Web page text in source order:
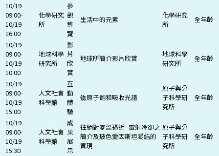
10/19
09:00-
10/19
16:00
化學研究
所
參
觀
導
覽
生活中的元素
化學研究
所
全年齡
10/19
09:00-
10/19
10:00
地球科學
研究所
影
片
欣
賞
地球所簡介影片欣賞
地球科學
研究所
全年齡
10/19
09:00-
10/19
15:00
人文社會
科學館
互
動
體
驗
铷原子飽和吸收光譜
原子與分
子科學研
究所
全年齡
10/19
09:00-
10/19
15:30
人文社會
科學館
成
果
展
示
往絕對零溫逼近--雷射冷卻之
簡介及玻色愛因斯坦凝結的
實現
原子與分
子科學研
究所
全年齡